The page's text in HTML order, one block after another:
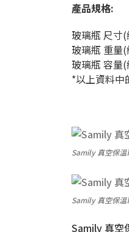
產品規格:
玻璃瓶 尺寸
玻璃瓶 重量
玻璃瓶 容量
*以上資料中
Samily 真空保溫
Samily 真空保溫
Samily 真空